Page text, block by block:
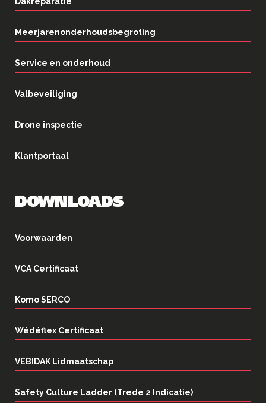
Meerjarenonderhoudsbegroting
Service en onderhoud
Valbeveiliging
Drone inspectie
Klantportaal
DOWNLOADS
Voorwaarden
VCA Certificaat
Komo SERCO
Wédéflex Certificaat
VEBIDAK Lidmaatschap
Safety Culture Ladder (Trede 2 Indicatie)